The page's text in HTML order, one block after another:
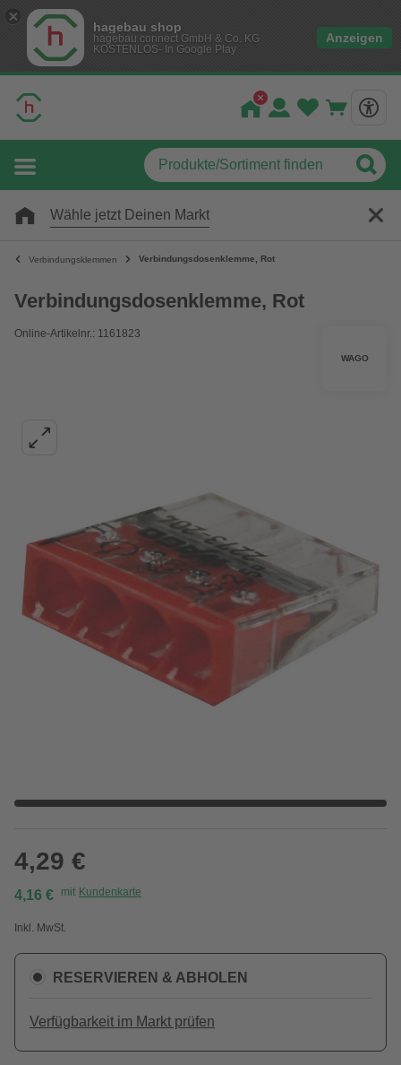
hagebau shop
hagebau connect GmbH & Co. KG
KOSTENLOS- In Google Play
Anzeigen
Wähle jetzt Deinen Markt
Verbindungsklemmen Verbindungsdosenklemme, Rot
Verbindungsdosenklemme, Rot
Online-Artikelnr.: 1161823
WAGO
4,29 €
4,16 € mit Kundenkarte
Inkl. MwSt.
RESERVIEREN & ABHOLEN
Verfügbarkeit im Markt prüfen